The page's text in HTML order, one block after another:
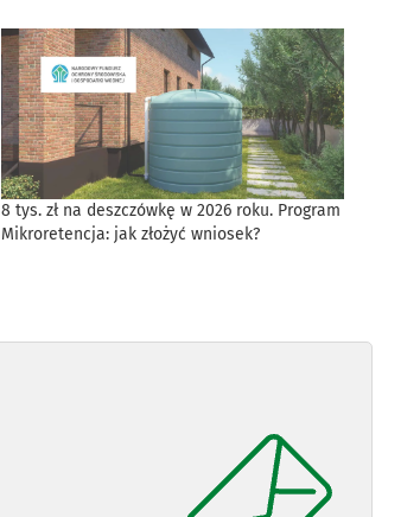
8 tys. zł na deszczówkę w 2026 roku. Program
Mikroretencja: jak złożyć wniosek?